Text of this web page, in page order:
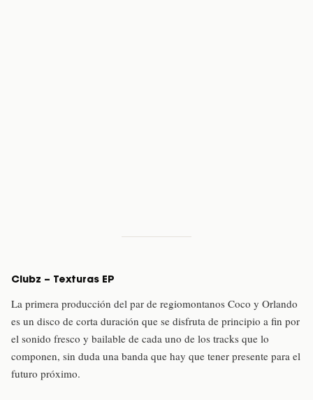
Clubz – Texturas EP
La primera producción del par de regiomontanos Coco y Orlando
es un disco de corta duración que se disfruta de principio a fin por
el sonido fresco y bailable de cada uno de los tracks que lo
componen, sin duda una banda que hay que tener presente para el
futuro próximo.